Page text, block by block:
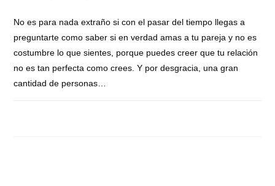
No es para nada extraño si con el pasar del tiempo llegas a
preguntarte como saber si en verdad amas a tu pareja y no es
costumbre lo que sientes, porque puedes creer que tu relación
no es tan perfecta como crees. Y por desgracia, una gran
cantidad de personas…